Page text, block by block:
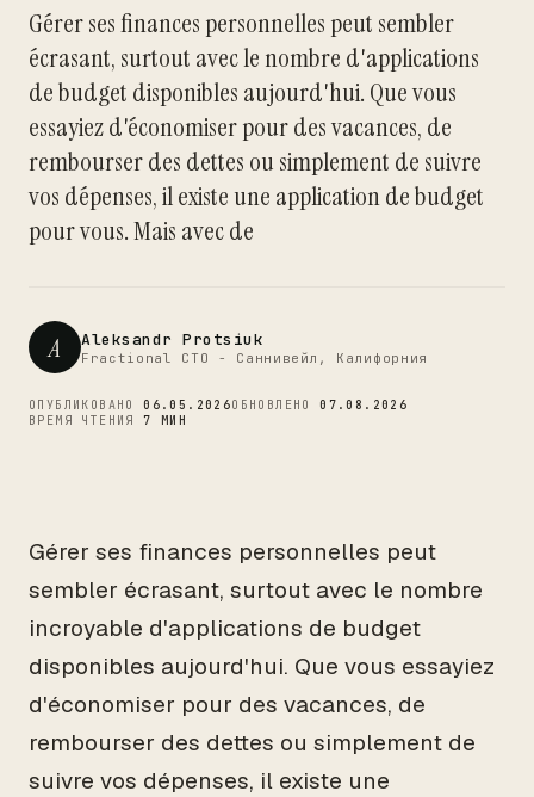
Gérer ses finances personnelles peut sembler
écrasant, surtout avec le nombre d'applications
de budget disponibles aujourd'hui. Que vous
essayiez d'économiser pour des vacances, de
rembourser des dettes ou simplement de suivre
vos dépenses, il existe une application de budget
pour vous. Mais avec de
A Aleksandr Protsiuk
Fractional CTO - Саннивейл, Калифорния
ОПУБЛИКОВАНО06.05.2026ОБНОВЛЕНО07.08.2026
ВРЕМЯ ЧТЕНИЯ7 МИН
Gérer ses finances personnelles peut
sembler écrasant, surtout avec le nombre
incroyable d'applications de budget
disponibles aujourd'hui. Que vous essayiez
d'économiser pour des vacances, de
rembourser des dettes ou simplement de
suivre vos dépenses, il existe une